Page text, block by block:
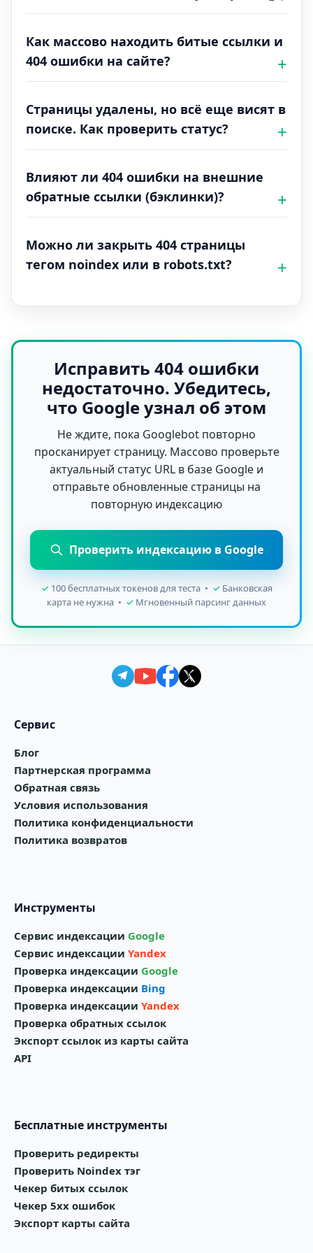
Как массово находить битые ссылки и
404 ошибки на сайте?
Страницы удалены, но всё еще висят в
поиске. Как проверить статус?
Влияют ли 404 ошибки на внешние
обратные ссылки (бэклинки)?
Можно ли закрыть 404 страницы
тегом noindex или в robots.txt?
Исправить 404 ошибки
недостаточно. Убедитесь,
что Google узнал об этом
Не ждите, пока Googlebot повторно
просканирует страницу. Массово проверьте
актуальный статус URL в базе Google и
отправьте обновленные страницы на
повторную индексацию
Проверить индексацию в Google
✓100 бесплатных токенов для теста • ✓Банковская
карта не нужна • ✓ Мгновенный парсинг данных
Сервис
Блог
Партнерская программа
Обратная связь
Условия использования
Политика конфиденциальности
Политика возвратов
Инструменты
Сервис индексации Google
Сервис индексации Yandex
Проверка индексации Google
Проверка индексации Bing
Проверка индексации Yandex
Проверка обратных ссылок
Экспорт ссылок из карты сайта
API
Бесплатные инструменты
Проверить редиректы
Проверить Noindex тэг
Чекер битых ссылок
Чекер 5xx ошибок
Экспорт карты сайта